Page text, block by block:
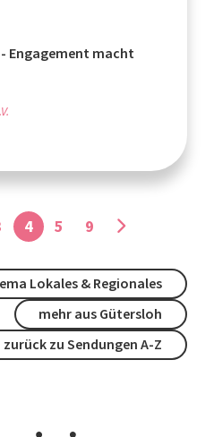
Engagement macht
4 5 9
Lokales & Regionales
mehr aus Gütersloh
zurück zu Sendungen A-Z